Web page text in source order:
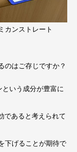
カンストレート
のはご存じですか？
いう成分が豊富に
であると考えられて
下げることが期待で